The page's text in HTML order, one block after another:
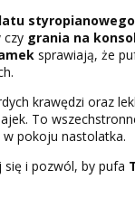
styropianowego
czy grania na
sprawiają, że
krawędzi oraz
To
pokoju nastolatka.
i pozwól, by pufa